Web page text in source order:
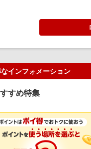
インフォメーション
すめ特集